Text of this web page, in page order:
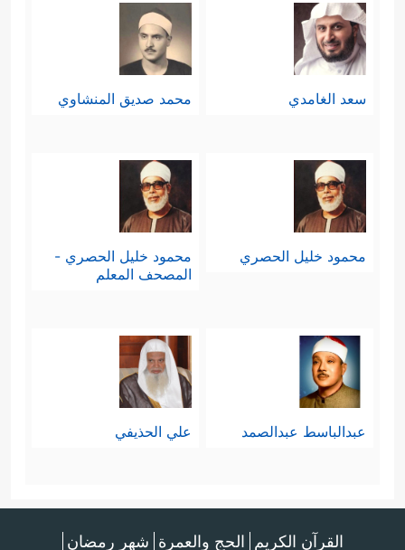
سعد الغامدي محمد صديق المنشاوي
محمود خليل الحصري
محمود خليل الحصري -
المصحف المعلم
عبدالباسط عبدالصمد علي الحذيفي
القرآن الكريم الحج والعمرة شهر رمضان